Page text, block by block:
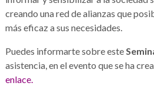
creando una red de alianzas que
más eficaz a sus necesidades.
Puedes informarte sobre este
asistencia, en el evento que se ha
enlace.